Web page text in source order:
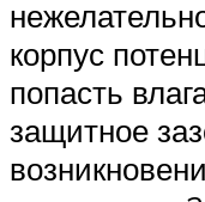
корпус
попасть
защитное